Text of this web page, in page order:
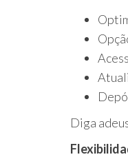
Diga